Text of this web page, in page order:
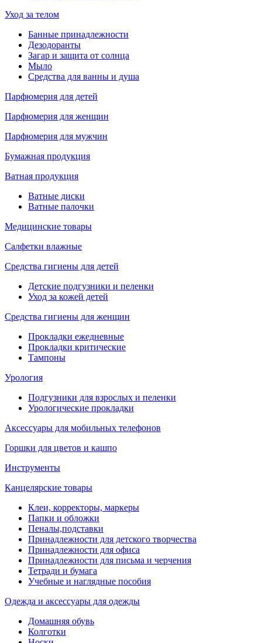
Уход за телом
Банные принадлежности
Дезодоранты
Загар и защита от солнца
Мыло
Средства для ванны и душа
Парфюмерия для детей
Парфюмерия для женщин
Парфюмерия для мужчин
Бумажная продукция
Ватная продукция
Ватные диски
Ватные палочки
Медицинские товары
Салфетки влажные
Средства гигиены для детей
Детские подгузники и пеленки
Уход за кожей детей
Средства гигиены для женщин
Прокладки ежедневные
Прокладки критические
Тампоны
Урология
Подгузники для взрослых и пеленки
Урологические прокладки
Аксессуары для мобильных телефонов
Горшки для цветов и кашпо
Инструменты
Канцелярские товары
Клеи, корректоры, маркеры
Папки и обложки
Пеналы,подставки
Принадлежности для детского творчества
Принадлежности для офиса
Принадлежности для письма и черчения
Тетради и бумага
Учебные и наглядные пособия
Одежда и аксессуары для одежды
Домашняя обувь
Колготки